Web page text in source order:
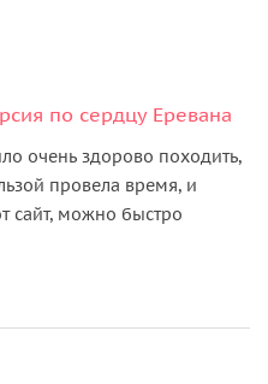
по сердцу Еревана
очень здорово походить,
провела время, и
сайт, можно быстро